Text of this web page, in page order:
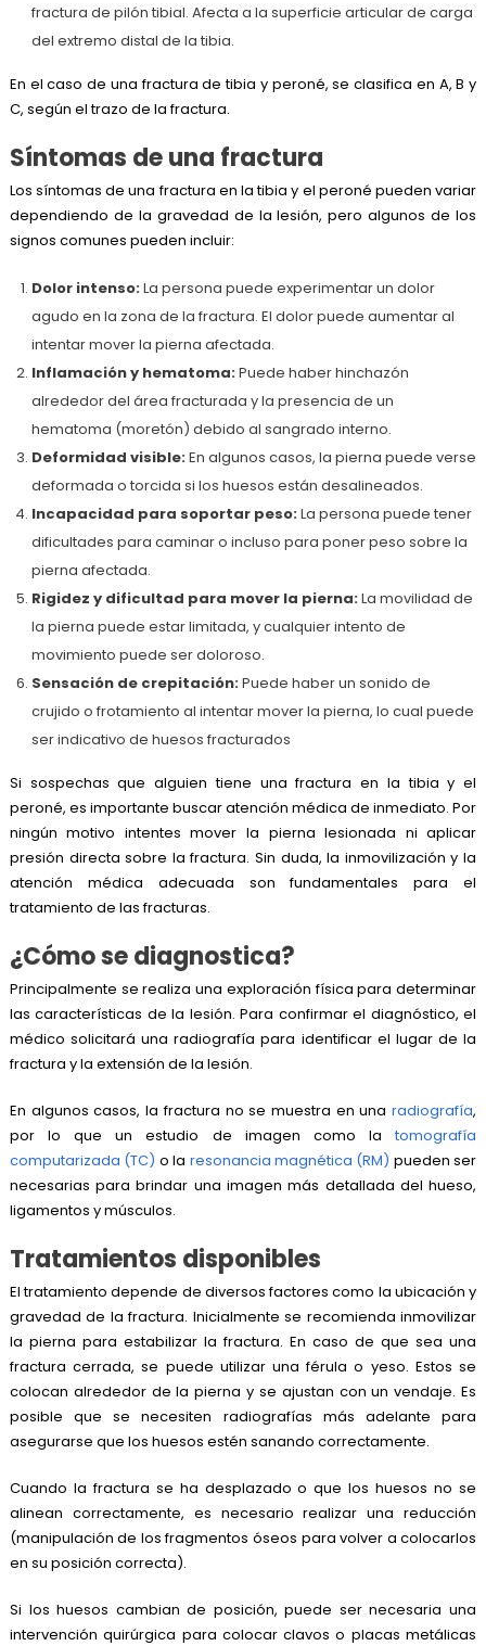
fractura de pilón tibial. Afecta a la superficie articular de carga
del extremo distal de la tibia.
En el caso de una fractura de tibia y peroné, se clasifica en A, B y
C, según el trazo de la fractura.
Síntomas de una fractura
Los síntomas de una fractura en la tibia y el peroné pueden variar
dependiendo de la gravedad de la lesión, pero algunos de los
signos comunes pueden incluir:
Dolor intenso:La persona puede experimentar un dolor
agudo en la zona de la fractura. El dolor puede aumentar al
intentar mover la pierna afectada.
Inflamación y hematoma:Puede haber hinchazón
alrededor del área fracturada y la presencia de un
hematoma (moretón) debido al sangrado interno.
Deformidad visible:En algunos casos, la pierna puede verse
deformada o torcida si los huesos están desalineados.
Incapacidad para soportar peso:La persona puede tener
dificultades para caminar o incluso para poner peso sobre la
pierna afectada.
Rigidez y dificultad para mover la pierna:La movilidad de
la pierna puede estar limitada, y cualquier intento de
movimiento puede ser doloroso.
Sensación de crepitación:Puede haber un sonido de
crujido o frotamiento al intentar mover la pierna, lo cual puede
ser indicativo de huesos fracturados
Si sospechas que alguien tiene una fractura en la tibia y el
peroné, es importante buscar atención médica de inmediato. Por
ningún motivo intentes mover la pierna lesionada ni aplicar
presión directa sobre la fractura. Sin duda, la inmovilización y la
atención médica adecuada son fundamentales para el
tratamiento de las fracturas.
¿Cómo se diagnostica?
Principalmente se realiza una exploración física para determinar
las características de la lesión. Para confirmar el diagnóstico, el
médico solicitará una radiografía para identificar el lugar de la
fractura y la extensión de la lesión.
En algunos casos, la fractura no se muestra en unaradiografía,
por lo que un estudio de imagen como latomografía
computarizada (TC) o la resonancia magnética (RM) pueden ser
necesarias para brindar una imagen más detallada del hueso,
ligamentos y músculos.
Tratamientos disponibles
El tratamiento depende de diversos factores como la ubicación y
gravedad de la fractura. Inicialmente se recomienda inmovilizar
la pierna para estabilizar la fractura. En caso de que sea una
fractura cerrada, se puede utilizar una férula o yeso. Estos se
colocan alrededor de la pierna y se ajustan con un vendaje. Es
posible que se necesiten radiografías más adelante para
asegurarse que los huesos estén sanando correctamente.
Cuando la fractura se ha desplazado o que los huesos no se
alinean correctamente, es necesario realizar una reducción
(manipulación de los fragmentos óseos para volver a colocarlos
en su posición correcta).
Si los huesos cambian de posición, puede ser necesaria una
intervención quirúrgica para colocar clavos o placas metálicas